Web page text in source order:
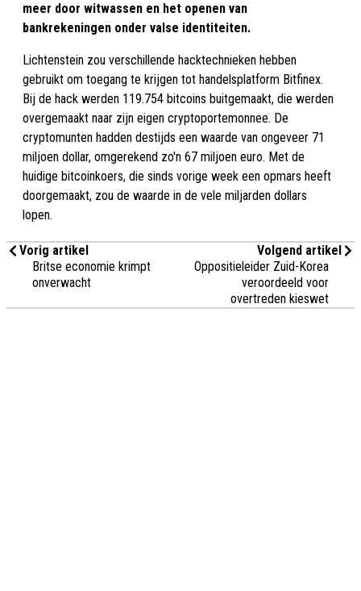
meer door witwassen en het openen van
bankrekeningen onder valse identiteiten.
Lichtenstein zou verschillende hacktechnieken hebben
gebruikt om toegang te krijgen tot handelsplatform Bitfinex.
Bij de hack werden 119.754 bitcoins buitgemaakt, die werden
overgemaakt naar zijn eigen cryptoportemonnee. De
cryptomunten hadden destijds een waarde van ongeveer 71
miljoen dollar, omgerekend zo'n 67 miljoen euro. Met de
huidige bitcoinkoers, die sinds vorige week een opmars heeft
doorgemaakt, zou de waarde in de vele miljarden dollars
lopen.
Vorig artikel
Britse economie krimpt
onverwacht
Volgend artikel
Oppositieleider Zuid-Korea
veroordeeld voor
overtreden kieswet